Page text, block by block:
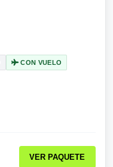
CON VUELO
VER PAQUETE